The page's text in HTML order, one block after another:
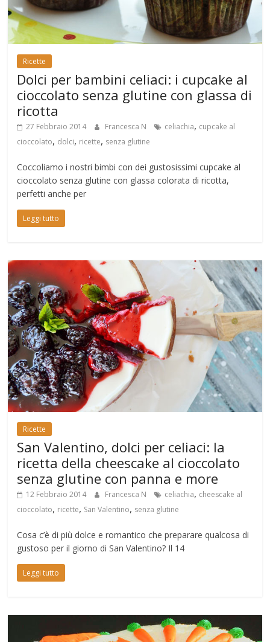
Ricette
Dolci per bambini celiaci: i cupcake al
cioccolato senza glutine con glassa di
ricotta
27 Febbraio 2014 Francesca N celiachia, cupcake al
cioccolato, dolci, ricette, senza glutine
Coccoliamo i nostri bimbi con dei gustosissimi cupcake al
cioccolato senza glutine con glassa colorata di ricotta,
perfetti anche per
Leggi tutto
Ricette
San Valentino, dolci per celiaci: la
ricetta della cheescake al cioccolato
senza glutine con panna e more
12 Febbraio 2014 Francesca N celiachia, cheescake al
cioccolato, ricette, San Valentino, senza glutine
Cosa c’è di più dolce e romantico che preparare qualcosa di
gustoso per il giorno di San Valentino? Il 14
Leggi tutto